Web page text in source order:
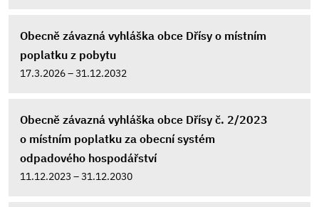
Obecně závazná vyhláška obce Dřísy o místním
poplatku z pobytu
17.3.2026 – 31.12.2032
Obecně závazná vyhláška obce Dřísy č. 2/2023
o místním poplatku za obecní systém
odpadového hospodářství
11.12.2023 – 31.12.2030